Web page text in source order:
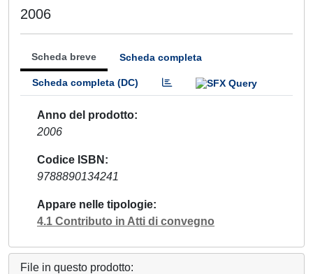
2006
Scheda breve Scheda completa
Scheda completa (DC)
Anno del prodotto
2006
Codice ISBN
9788890134241
Appare nelle tipologie
4.1 Contributo in Atti di convegno
File in questo prodotto: